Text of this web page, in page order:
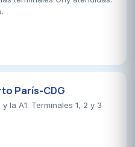
París-CDG
la A1. Terminales 1, 2 y 3